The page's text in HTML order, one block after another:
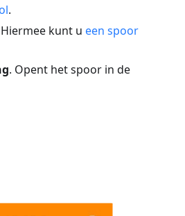
.
kunt u een spoor
. Opent het spoor in de